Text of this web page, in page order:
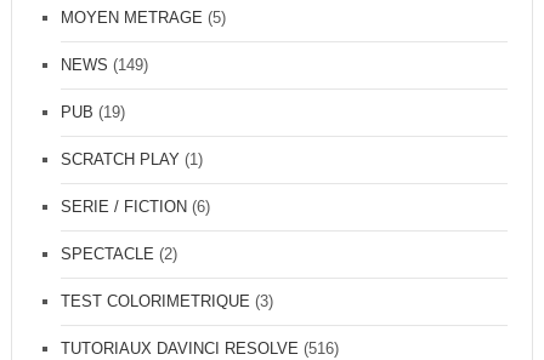
MOYEN METRAGE (5)
NEWS (149)
PUB (19)
SCRATCH PLAY(1)
SERIE / FICTION (6)
SPECTACLE (2)
TEST COLORIMETRIQUE (3)
TUTORIAUX DAVINCI RESOLVE (516)